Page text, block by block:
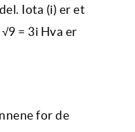
Iota (i) er et
= 3i Hva er
for de